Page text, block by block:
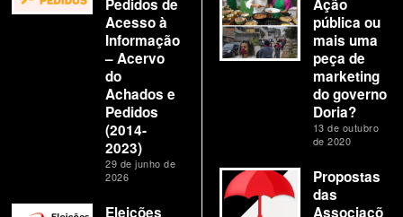
Pedidos de
Acesso à
Informação
– Acervo
do
Achados e
Pedidos
(2014-
2023)
29 de junho de
2026
Eleições
Ação
pública ou
mais uma
peça de
marketing
do governo
Doria?
13 de outubro
de 2020
Propostas
das
Associaçõ